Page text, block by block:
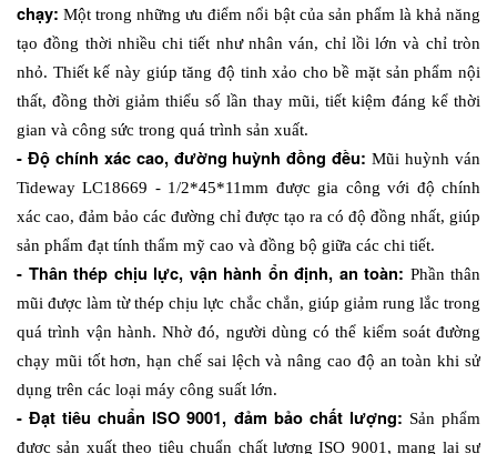
chạy: Một trong những ưu điểm nổi bật của sản phẩm là khả năng
tạo đồng thời nhiều chi tiết như nhân ván, chỉ lồi lớn và chỉ tròn
nhỏ. Thiết kế này giúp tăng độ tinh xảo cho bề mặt sản phẩm nội
thất, đồng thời giảm thiểu số lần thay mũi, tiết kiệm đáng kể thời
gian và công sức trong quá trình sản xuất.
- Độ chính xác cao, đường huỳnh đồng đều: Mũi huỳnh ván
Tideway LC18669 - 1/2*45*11mm được gia công với độ chính
xác cao, đảm bảo các đường chỉ được tạo ra có độ đồng nhất, giúp
sản phẩm đạt tính thẩm mỹ cao và đồng bộ giữa các chi tiết.
- Thân thép chịu lực, vận hành ổn định, an toàn: Phần thân
mũi được làm từ thép chịu lực chắc chắn, giúp giảm rung lắc trong
quá trình vận hành. Nhờ đó, người dùng có thể kiểm soát đường
chạy mũi tốt hơn, hạn chế sai lệch và nâng cao độ an toàn khi sử
dụng trên các loại máy công suất lớn.
- Đạt tiêu chuẩn ISO 9001, đảm bảo chất lượng: Sản phẩm
được sản xuất theo tiêu chuẩn chất lượng ISO 9001, mang lại sự